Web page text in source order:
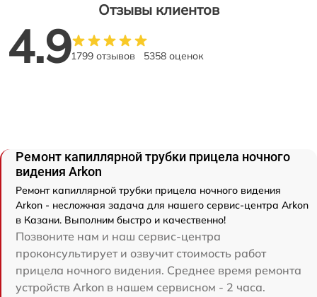
Отзывы клиентов
4.91799 отзывов 5358 оценок
Ремонт капиллярной трубки прицела ночного
видения Arkon
Ремонт капиллярной трубки прицела ночного видения
Arkon - несложная задача для нашего сервис-центра Arkon
в Казани. Выполним быстро и качественно!
Позвоните нам и наш сервис-центра
проконсультирует и озвучит стоимость работ
прицела ночного видения. Среднее время ремонта
устройств Arkon в нашем сервисном - 2 часа.